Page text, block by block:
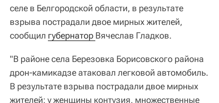
селе в Белгородской области, в результате
взрыва пострадали двое мирных жителей,
сообщил губернатор Вячеслав Гладков.
"В районе села Березовка Борисовского района
дрон-камикадзе атаковал легковой автомобиль.
В результате взрыва пострадали двое мирных
жителей: у женщины контузия, множественные